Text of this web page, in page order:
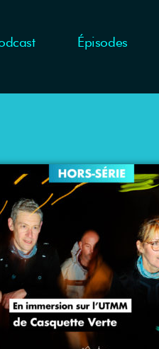
Épisodes